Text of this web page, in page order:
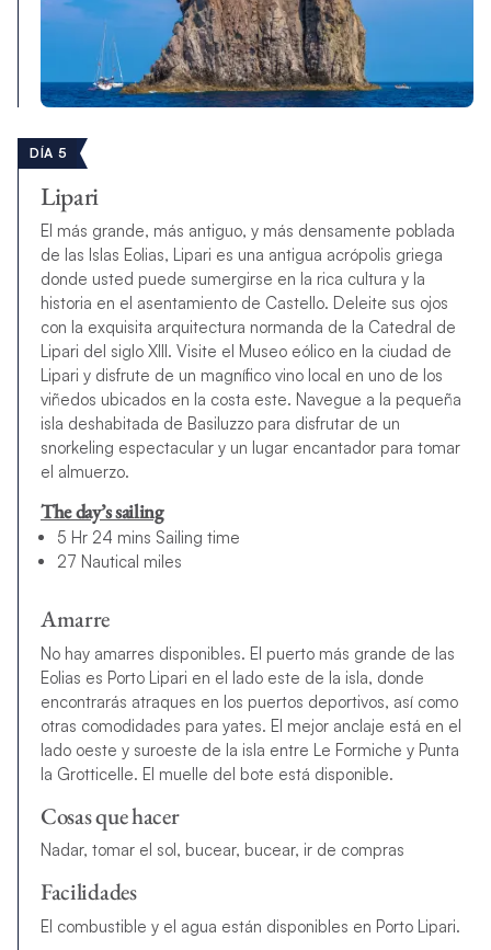
DÍA 5
Lipari
El más grande, más antiguo, y más densamente poblada
de las Islas Eolias, Lipari es una antigua acrópolis griega
donde usted puede sumergirse en la rica cultura y la
historia en el asentamiento de Castello. Deleite sus ojos
con la exquisita arquitectura normanda de la Catedral de
Lipari del siglo XIII. Visite el Museo eólico en la ciudad de
Lipari y disfrute de un magnífico vino local en uno de los
viñedos ubicados en la costa este. Navegue a la pequeña
isla deshabitada de Basiluzzo para disfrutar de un
snorkeling espectacular y un lugar encantador para tomar
el almuerzo.
The day’s sailing
5 Hr 24 mins Sailing time
27 Nautical miles
Amarre
No hay amarres disponibles. El puerto más grande de las
Eolias es Porto Lipari en el lado este de la isla, donde
encontrarás atraques en los puertos deportivos, así como
otras comodidades para yates. El mejor anclaje está en el
lado oeste y suroeste de la isla entre Le Formiche y Punta
la Grotticelle. El muelle del bote está disponible.
Cosas que hacer
Nadar, tomar el sol, bucear, bucear, ir de compras
Facilidades
El combustible y el agua están disponibles en Porto Lipari.